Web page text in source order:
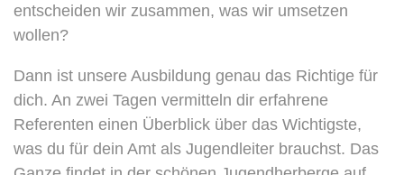
entscheiden wir zusammen, was wir umsetzen
wollen?
Dann ist unsere Ausbildung genau das Richtige für
dich. An zwei Tagen vermitteln dir erfahrene
Referenten einen Überblick über das Wichtigste,
was du für dein Amt als Jugendleiter brauchst. Das